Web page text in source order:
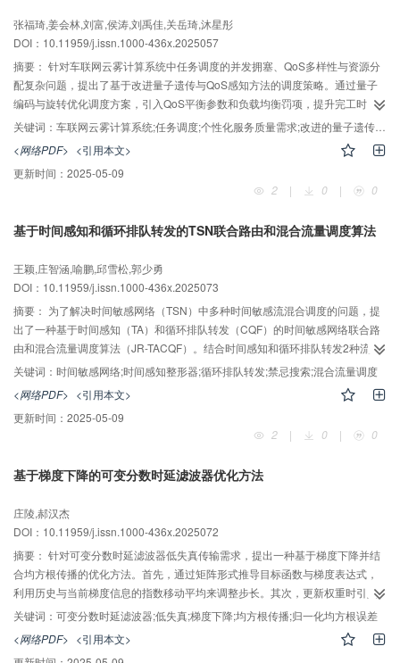
张福琦,姜会林,刘富,侯涛,刘禹佳,关岳琦,沐星彤
DOI：10.11959/j.issn.1000-436x.2025057
摘要： 针对车联网云雾计算系统中任务调度的并发拥塞、QoS多样性与资源分
配复杂问题，提出了基于改进量子遗传与QoS感知方法的调度策略。通过量子
编码与旋转优化调度方案，引入QoS平衡参数和负载均衡罚项，提升完工时
间、能耗与调度灵活性。仿真实验表明，所提策略完工时间最多缩短69.0%，
并在多项性能指标上表现优异，有效助力用户与运营商实现双赢，具有良好的
推广价值。
关键词： 车联网云雾计算系统;任务调度;个性化服务质量需求;改进的量子遗传算法;网络拥塞
<网络PDF> <引用本文>
更新时间： 2025-05-09
2
| 0 | 0
基于时间感知和循环排队转发的TSN联合路由和混合流量调度算法
王颖,庄智涵,喻鹏,邱雪松,郭少勇
DOI：10.11959/j.issn.1000-436x.2025073
摘要： 为了解决时间敏感网络（TSN）中多种时间敏感流混合调度的问题，提
出了一种基于时间感知（TA）和循环排队转发（CQF）的时间敏感网络联合路
由和混合流量调度算法（JR-TACQF）。结合时间感知和循环排队转发2种流量
整形器，设计了一种TACQF混合流量调度模型，该模型通过周期选择实现时间
感知整形器（TAS）队列和CQF队列同时开放，利用CQF奇偶队列切换时的死
区时间开放TAS队列，从而实现不同流量间的软隔离，并降低时间触发（TT）
流和音视频桥接（AVB）流之间的相互冲突。根据TACQF混合流量调度模型设
计了JR-TACQF混合流量调度算法，该算法联合路由进行调度，进行负载均衡，
度算法可以有效解决TSN混合流量调度问题，提高调度成功率和带宽利用率，
关键词： 时间敏感网络;时间感知整形器;循环排队转发;禁忌搜索;混合流量调度
<网络PDF> <引用本文>
更新时间： 2025-05-09
2
| 0 | 0
基于梯度下降的可变分数时延滤波器优化方法
庄陵,郝汉杰
DOI：10.11959/j.issn.1000-436x.2025072
摘要： 针对可变分数时延滤波器低失真传输需求，提出一种基于梯度下降并结
合均方根传播的优化方法。首先，通过矩阵形式推导目标函数与梯度表达式，
利用历史与当前梯度信息的指数移动平均来调整步长。其次，更新权重时引入
上次迭代残差的协方差矩阵，以进一步提高滤波器频响特性与理想特性的逼近
程度。最后，从复杂度和误差方面与现有方法进行对比。仿真结果表明，与传
统加权最小二乘法相比，所提方法在保证局部幅度与群时延精度的同时，归一
关键词： 可变分数时延滤波器;低失真;梯度下降;均方根传播;归一化均方根误差
<网络PDF> <引用本文>